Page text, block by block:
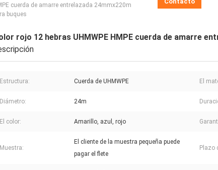
cuerda de amarre entrelazada 24mmx220m
buques
rojo 12 hebras UHMWPE HMPE cuerda de amarre
Estructura: Cuerda de UHMWPE El
Diámetro: 24m
El color: Amarillo, azul, rojo
Muestra:
El cliente de la muestra pequeña puede
pagar el flete
Plazo